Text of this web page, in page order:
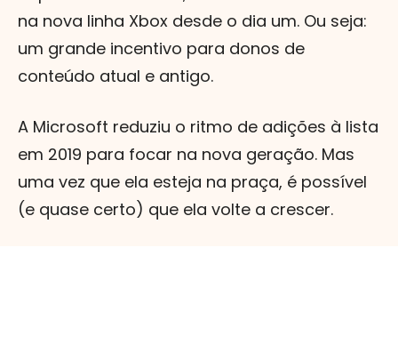
na nova linha Xbox desde o dia um. Ou seja:
um grande incentivo para donos de
conteúdo atual e antigo.
A Microsoft reduziu o ritmo de adições à lista
em 2019 para focar na nova geração. Mas
uma vez que ela esteja na praça, é possível
(e quase certo) que ela volte a crescer.